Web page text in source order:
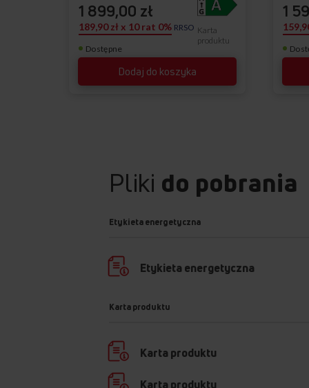
Dostępne
Dodaj do koszyka
Karta
produktu
1 899,00 zł
189,90 zł x 10 rat 0% RRSO
1
Pliki do pobrania
Etykieta energetyczna
Etykieta energetyczna
Karta produktu
Karta produktu
Karta produktu